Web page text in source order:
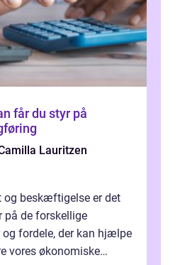
Lauritzen
og beskæftigelse er det
på de forskellige
fordele, der kan hjælpe
vores økonomiske